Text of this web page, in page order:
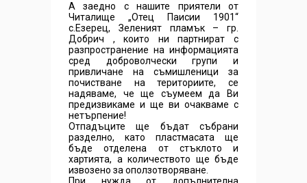
А заедно с нашите приятели от
Читалище „Отец Паисии 1901“
с.Езерец, Зеленият пламък – гр.
Добрич , които ни партнират с
разпространение на информацията
сред доброволчески групи и
привличане на съмишленици за
почистване на териториите, се
надяваме, че ще съумеем да Ви
предизвикаме и ще ви очакваме с
нетърпение!
Отпадъците ще бъдат събрани
разделно, като пластмасата ще
бъде отделена от стъклото и
хартията, а количеството ще бъде
извозено за оползотворяване.